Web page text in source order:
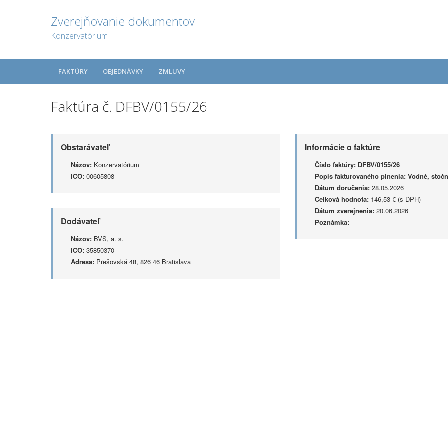
Zverejňovanie dokumentov
Konzervatórium
FAKTÚRY OBJEDNÁVKY ZMLUVY
Faktúra č. DFBV/0155/26
Obstarávateľ
Názov: Konzervatórium
IČO: 00605808
Dodávateľ
Názov: BVS, a. s.
IČO: 35850370
Adresa: Prešovská 48, 826 46 Bratislava
Informácie o faktúre
Číslo faktúry: DFBV/0155/26
Popis fakturovaného plnenia: Vodné,
Dátum doručenia:28.05.2026
Celková hodnota:146,53 € (s DPH)
Dátum zverejnenia:20.06.2026
Poznámka: